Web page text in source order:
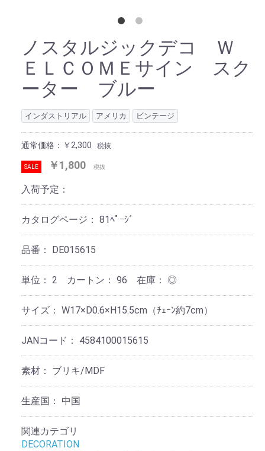
ノスタルジックデコ Ｗ
ＥＬＣＯＭＥサイン スク
ーター ブルー
インダストリアル アメリカ ビンテージ
通常価格：￥2,300 税抜
SALE ￥1,800 税抜
入荷予定：
カタログページ： 81ﾍﾟｰｼﾞ
品番： DE015615
単位： 2 カートン： 96 在庫： ◎
サイズ： W17×D0.6×H15.5cm（ﾁｪｰﾝ約7cm）
JANコード： 4584100015615
素材： ブリキ/MDF
生産国： 中国
関連カテゴリ
DECORATION